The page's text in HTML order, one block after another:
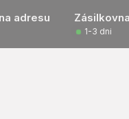
adresu
1-3 dni